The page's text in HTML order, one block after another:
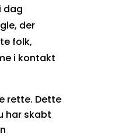
dag
der
folk,
i kontakt
rette. Dette
har skabt